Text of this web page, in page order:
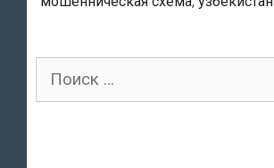
Таджикистан
Афганистан
Поиск